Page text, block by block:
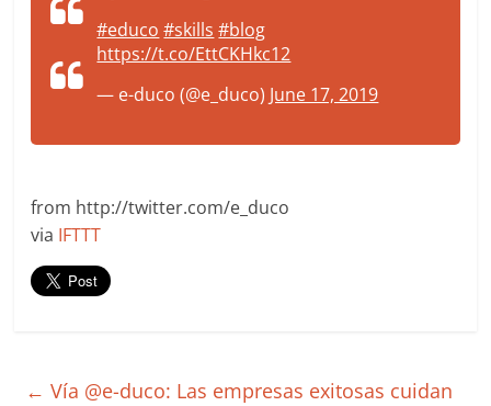
#educo #skills #blog
https://t.co/EttCKHkc12
— e-duco (@e_duco) June 17, 2019
from http://twitter.com/e_duco
via IFTTT
← Vía @e-duco: Las empresas exitosas cuidan